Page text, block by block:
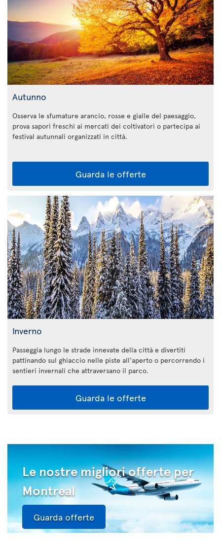
Autunno
Osserva le sfumature arancio, rosse e gialle del paesaggio,
prova sapori freschi ai mercati dei coltivatori o partecipa ai
festival autunnali organizzati in città.
Guarda le offerte
Inverno
Passeggia lungo le strade innevate della città e divertiti
pattinando sul ghiaccio nelle piste all'aperto o percorrendo i
sentieri invernali che attraversano il parco.
Guarda le offerte
Le nostre migliori offerte per
Montreal
Guarda offerte